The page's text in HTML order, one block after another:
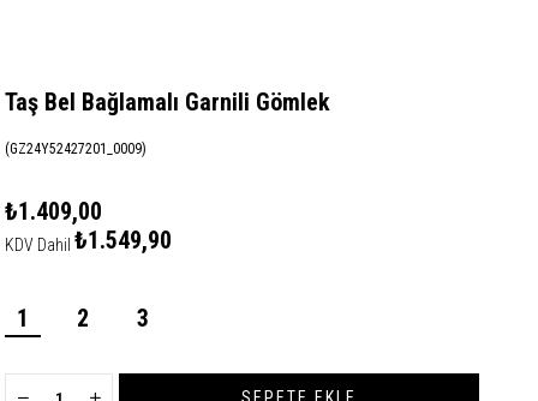
Taş Bel Bağlamalı Garnili Gömlek
(GZ24Y52427201_0009)
₺1.409,00
KDV Dahil ₺1.549,90
1 2 3